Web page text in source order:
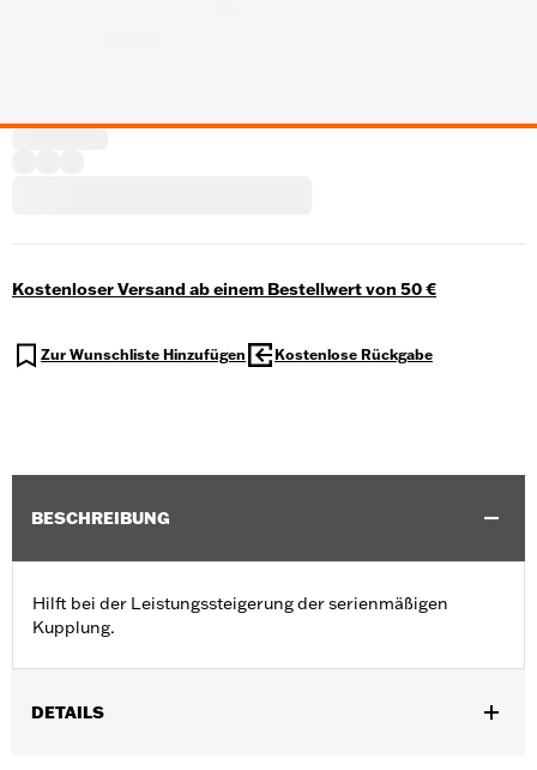
Kostenloser Versand ab einem Bestellwert von 50 €
Zur Wunschliste Hinzufügen Kostenlose Rückgabe
BESCHREIBUNG
Hilft bei der Leistungssteigerung der serienmäßigen
Kupplung.
DETAILS